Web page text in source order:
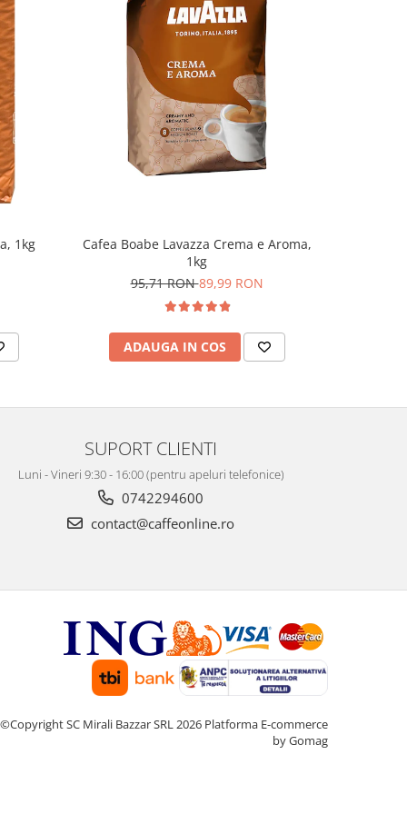
1kg
Cafea Boabe Lavazza Crema e Aroma,
1kg
95,71 RON89,99 RON
ADAUGA IN COS
SUPORT CLIENTI
Luni - Vineri 9:30 - 16:00 (pentru apeluri telefonice)
0742294600
contact@caffeonline.ro
©Copyright SC Mirali Bazzar SRL 2026 Platforma E-commerce
by Gomag